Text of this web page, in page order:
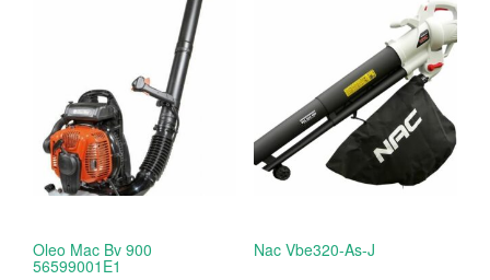
Oleo Mac Bv 900
56599001E1
Nac Vbe320-As-J